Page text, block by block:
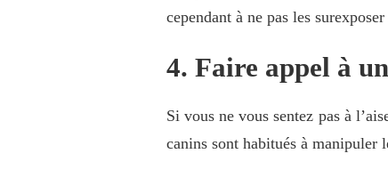
cependant à ne pas les
4. Faire appel à
Si vous ne vous sentez pas à
canins sont habitués à manipuler